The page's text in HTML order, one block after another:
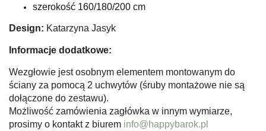
szerokość 160/180/200 cm
Design: Katarzyna Jasyk
Informacje dodatkowe:
Wezgłowie jest osobnym elementem montowanym do
ściany za pomocą 2 uchwytów (śruby montażowe nie są
dołączone do zestawu).
Możliwość zamówienia zagłówka w innym wymiarze,
prosimy o kontakt z biurem info@happybarok.pl